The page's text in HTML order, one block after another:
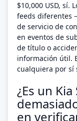
$10,000 USD, sí.
feeds diferentes
de servicio de
en eventos de
de título o
información útil.
cualquiera por sí
¿Es un
en